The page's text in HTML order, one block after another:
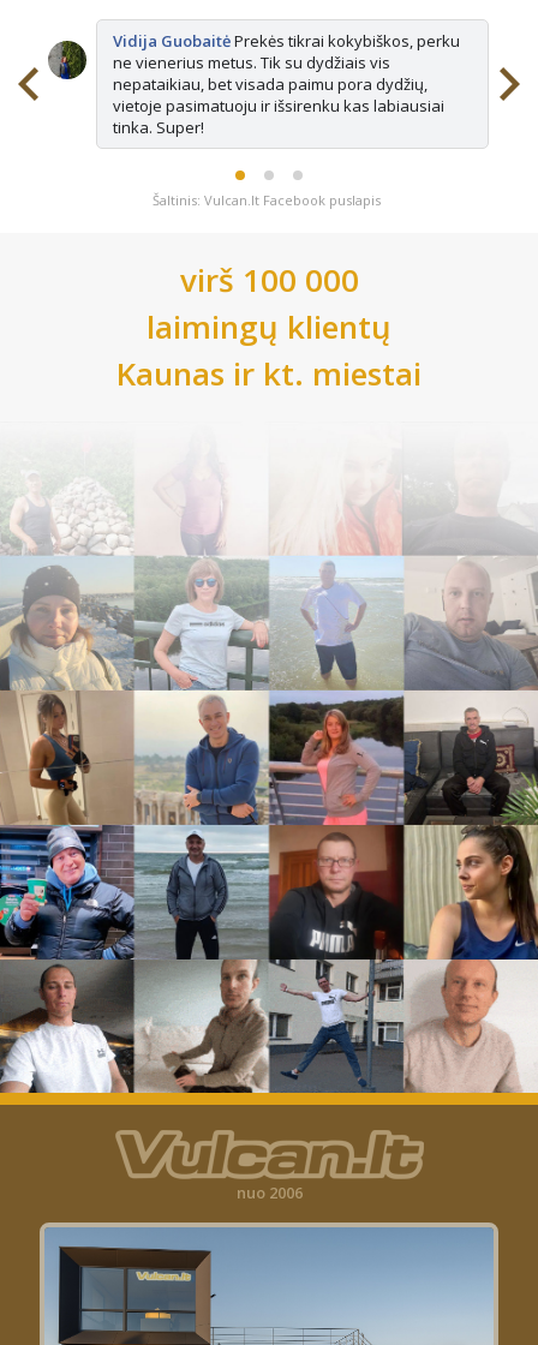
Vidija GuobaitėPrekės tikrai kokybiškos, perku
ne vienerius metus. Tik su dydžiais vis
nepataikiau, bet visada paimu pora dydžių,
vietoje pasimatuoju ir išsirenku kas labiausiai
tinka. Super!
Šaltinis: Vulcan.lt Facebook puslapis
virš 100 000
laimingų klientų
Kaunas ir kt. miestai
nuo 2006